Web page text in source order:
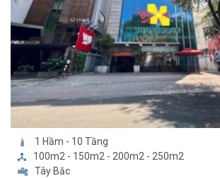
1 Hầm - 10 Tầng
100m2 - 150m2 - 200m2 - 250m2
Tây Bắc